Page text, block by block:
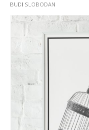
BUDI SLOBODAN